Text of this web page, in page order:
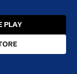
PLAY